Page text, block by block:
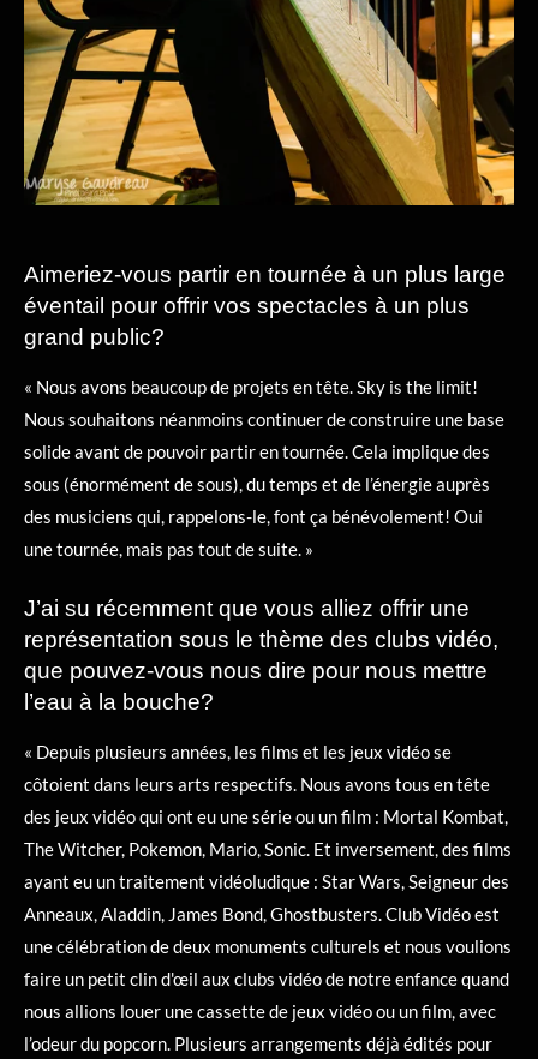
Aimeriez-vous partir en tournée à un plus large
éventail pour offrir vos spectacles à un plus
grand public?
« Nous avons beaucoup de projets en tête. Sky is the limit!
Nous souhaitons néanmoins continuer de construire une base
solide avant de pouvoir partir en tournée. Cela implique des
sous (énormément de sous), du temps et de l’énergie auprès
des musiciens qui, rappelons-le, font ça bénévolement! Oui
une tournée, mais pas tout de suite. »
J’ai su récemment que vous alliez offrir une
représentation sous le thème des clubs vidéo,
que pouvez-vous nous dire pour nous mettre
l’eau à la bouche?
« Depuis plusieurs années, les films et les jeux vidéo se
côtoient dans leurs arts respectifs. Nous avons tous en tête
des jeux vidéo qui ont eu une série ou un film : Mortal Kombat,
The Witcher, Pokemon, Mario, Sonic. Et inversement, des films
ayant eu un traitement vidéoludique : Star Wars, Seigneur des
Anneaux, Aladdin, James Bond, Ghostbusters. Club Vidéo est
une célébration de deux monuments culturels et nous voulions
faire un petit clin d'œil aux clubs vidéo de notre enfance quand
nous allions louer une cassette de jeux vidéo ou un film, avec
l’odeur du popcorn. Plusieurs arrangements déjà édités pour